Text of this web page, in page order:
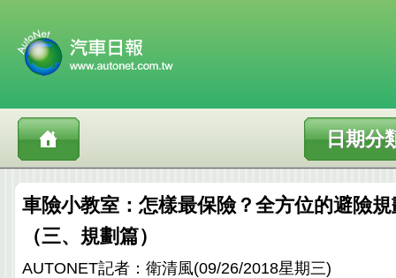
日期分
車險小教室：怎樣最保險？全方位的避險
（三、規劃篇）
AUTONET記者：衛清風(09/26/2018星期三)